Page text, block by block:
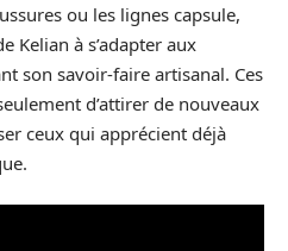
ou les lignes capsule,
Kelian à s’adapter aux
son savoir-faire artisanal. Ces
d’attirer de nouveaux
ceux qui apprécient déjà